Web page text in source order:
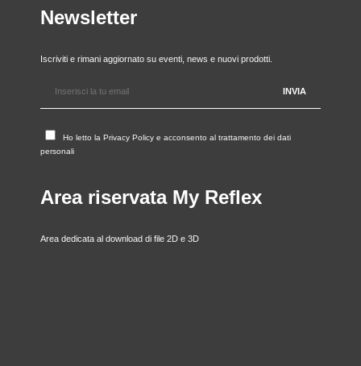
Newsletter
Iscriviti e rimani aggiornato su eventi, news e nuovi prodotti.
Ho letto la Privacy Policy e acconsento al trattamento dei dati
personali
Area riservata My Reflex
Area dedicata al download di file 2D e 3D